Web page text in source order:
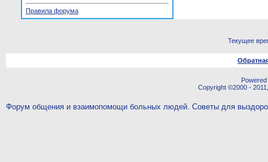
Правила форума
Текущее
Copyright ©2000 -
Форум общения и взаимопомощи больных людей. Советы для